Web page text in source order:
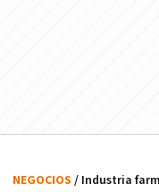
NEGOCIOS / Industria